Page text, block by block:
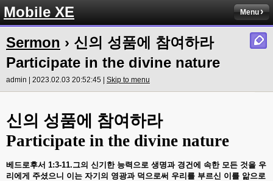
Mobile XE Menu
Sermon › 신의 성품에 참여하라
Participate in the divine nature
admin | 2023.02.03 20:52:45 | Skip to menu
신의 성품에 참여하라
Participate in the divine nature
베드로후서 1:3-11.그의 신기한 능력으로 생명과 경건에 속한 모든 것을 우
리에게 주셨으니 이는 자기의 영광과 덕으로써 우리를 부르신 이를 앎으로